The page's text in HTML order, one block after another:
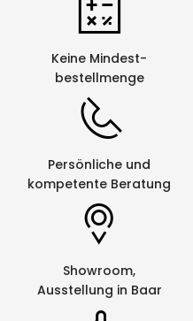
Keine Mindest-
bestellmenge
Persönliche und
kompetente Beratung
Showroom,
Ausstellung in Baar